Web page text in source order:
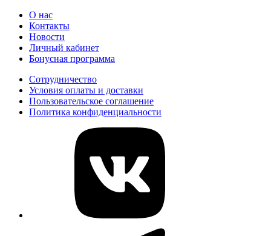
О нас
Контакты
Новости
Личный кабинет
Бонусная программа
Сотрудничество
Условия оплаты и доставки
Пользовательское соглашение
Политика конфиденциальности